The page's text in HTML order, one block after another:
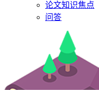
论文知识焦点
问答